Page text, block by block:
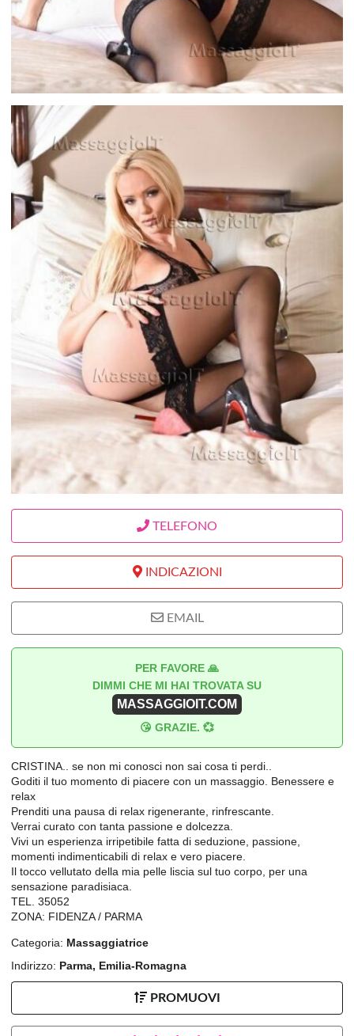
TELEFONO
INDICAZIONI
EMAIL
PER FAVORE 🙏
DIMMI CHE MI HAI TROVATA SU
MASSAGGIOIT.COM
😘 GRAZIE. 💞
CRISTINA.. se non mi conosci non sai cosa ti perdi..
Goditi il tuo momento di piacere con un massaggio. Benessere e
relax
Prenditi una pausa di relax rigenerante, rinfrescante.
Verrai curato con tanta passione e dolcezza.
Vivi un esperienza irripetibile fatta di seduzione, passione,
momenti indimenticabili di relax e vero piacere.
Il tocco vellutato della mia pelle liscia sul tuo corpo, per una
sensazione paradisiaca.
TEL. 35052
ZONA: FIDENZA / PARMA
Categoria: Massaggiatrice
Indirizzo: Parma, Emilia-Romagna
PROMUOVI